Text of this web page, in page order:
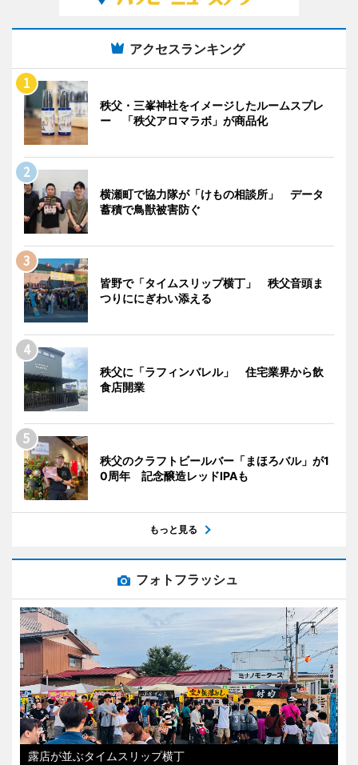
アクセスランキング
秩父・三峯神社をイメージしたルームスプレ
ー 「秩父アロマラボ」が商品化
横瀬町で協力隊が「けもの相談所」 データ
蓄積で鳥獣被害防ぐ
皆野で「タイムスリップ横丁」 秩父音頭ま
つりににぎわい添える
秩父に「ラフィンバレル」 住宅業界から飲
食店開業
秩父のクラフトビールバー「まほろバル」が1
0周年 記念醸造レッドIPAも
もっと見る
フォトフラッシュ
露店が並ぶタイムスリップ横丁